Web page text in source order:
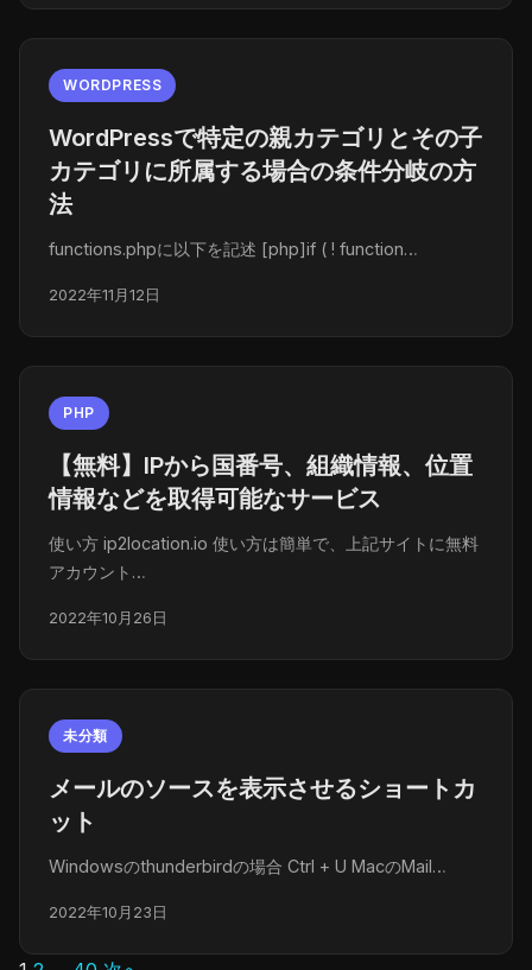
WORDPRESS
WordPressで特定の親カテゴリとその子
カテゴリに所属する場合の条件分岐の方
法
functions.phpに以下を記述 [php]if ( ! function…
2022年11月12日
PHP
【無料】IPから国番号、組織情報、位置
情報などを取得可能なサービス
使い方 ip2location.io 使い方は簡単で、上記サイトに無料
アカウント…
2022年10月26日
未分類
メールのソースを表示させるショートカ
ット
Windowsのthunderbirdの場合 Ctrl + U MacのMail…
2022年10月23日